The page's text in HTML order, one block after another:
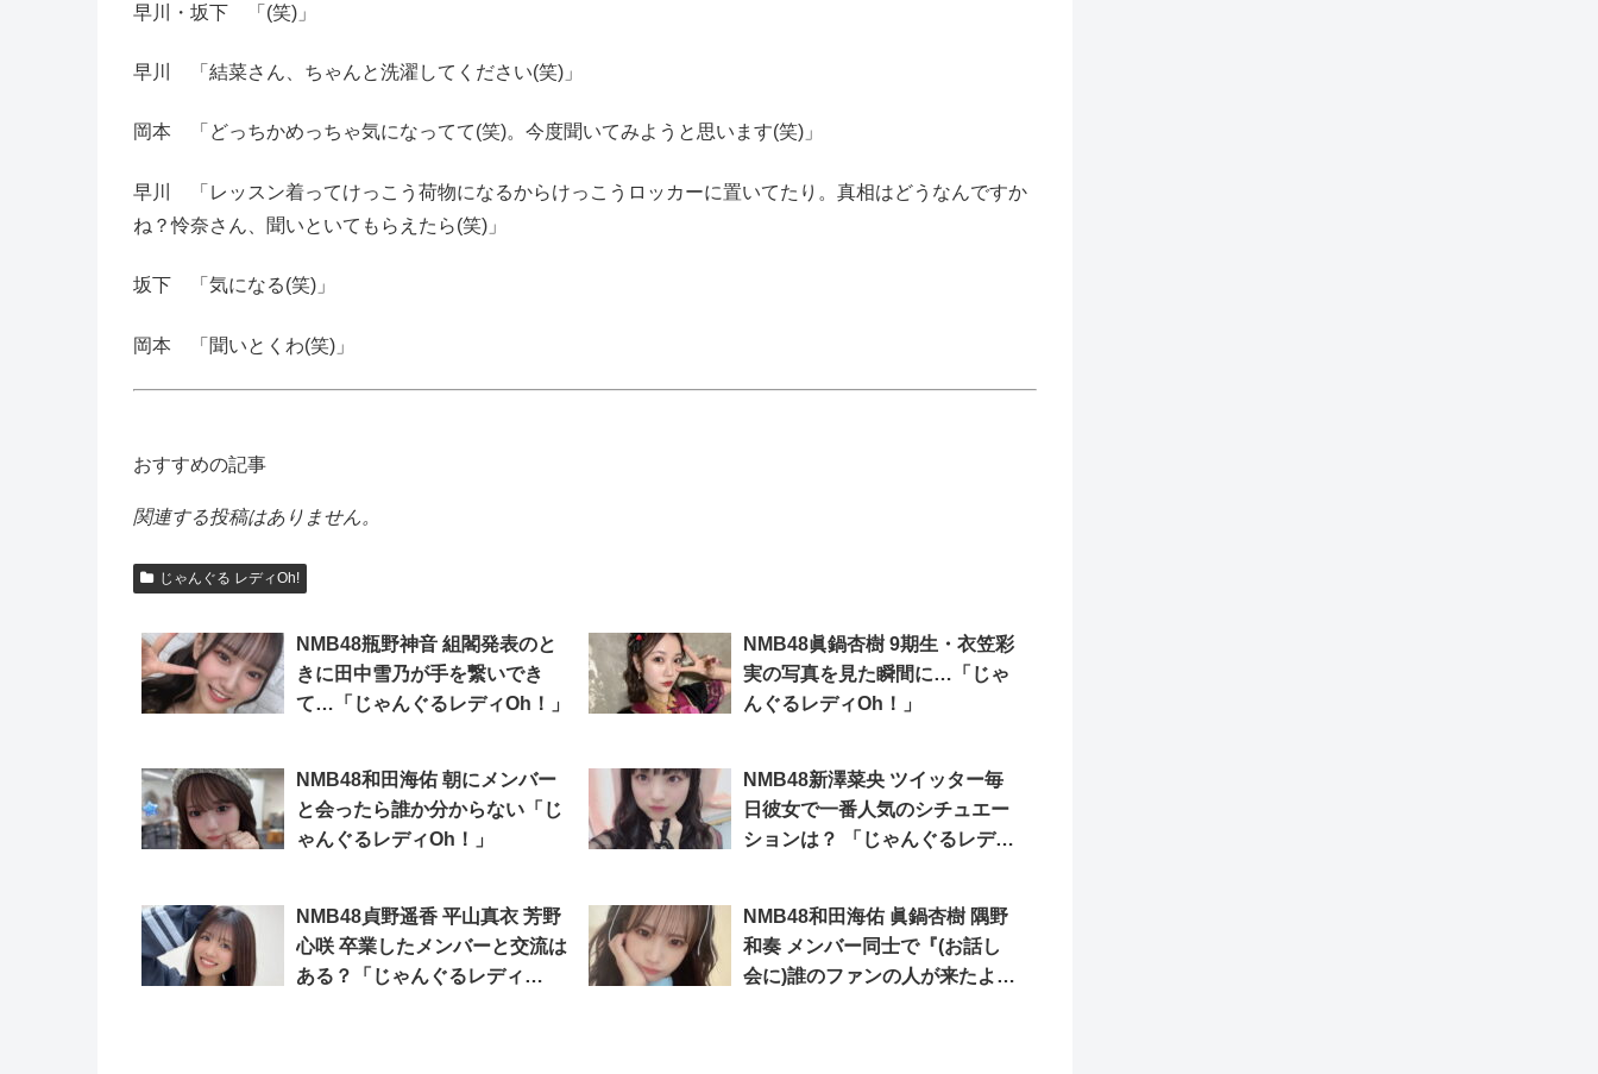
早川・坂下 「(笑)」
早川 「結菜さん、ちゃんと洗濯してください(笑)」
岡本 「どっちかめっちゃ気になってて(笑)。今度聞いてみようと思います(笑)」
早川 「レッスン着ってけっこう荷物になるからけっこうロッカーに置いてたり。真相はどうなんですか
ね？怜奈さん、聞いといてもらえたら(笑)」
坂下 「気になる(笑)」
岡本 「聞いとくわ(笑)」
おすすめの記事
関連する投稿はありません。
じゃんぐる レディOh!
NMB48瓶野神音 組閣発表のと
きに田中雪乃が手を繋いでき
て…「じゃんぐるレディOh！」
NMB48眞鍋杏樹 9期生・衣笠彩
実の写真を見た瞬間に…「じゃ
んぐるレディOh！」
NMB48和田海佑 朝にメンバー
と会ったら誰か分からない「じ
ゃんぐるレディOh！」
NMB48新澤菜央 ツイッター毎
日彼女で一番人気のシチュエー
ションは？ 「じゃんぐるレディ
NMB48貞野遥香 平山真衣 芳野
心咲 卒業したメンバーと交流は
ある？「じゃんぐるレディ
NMB48和田海佑 眞鍋杏樹 隅野
和奏 メンバー同士で『(お話し
会に)誰のファンの人が来たよ』